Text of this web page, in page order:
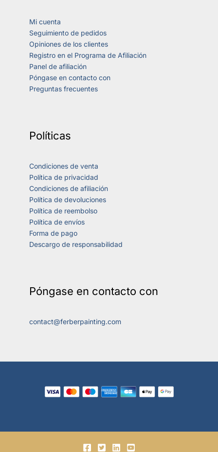
Mi cuenta
Seguimiento de pedidos
Opiniones de los clientes
Registro en el Programa de Afiliación
Panel de afiliación
Póngase en contacto con
Preguntas frecuentes
Políticas
Condiciones de venta
Política de privacidad
Condiciones de afiliación
Política de devoluciones
Política de reembolso
Política de envíos
Forma de pago
Descargo de responsabilidad
Póngase en contacto con
contact@ferberpainting.com